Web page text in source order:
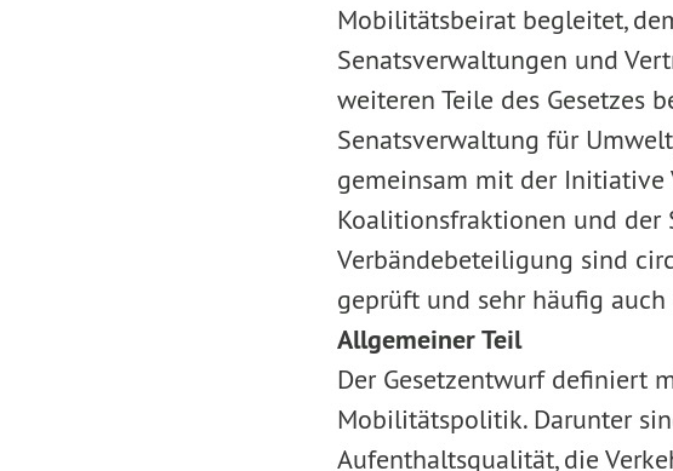
Mobilitätsbeirat begleitet,
Senatsverwaltungen und
weiteren Teile des Gesetzes
Senatsverwaltung für
gemeinsam mit der Initiative
Koalitionsfraktionen und der
Verbändebeteiligung sind
geprüft und sehr häufig
Allgemeiner Teil
Der Gesetzentwurf definiert
Mobilitätspolitik. Darunter
Aufenthaltsqualität, die